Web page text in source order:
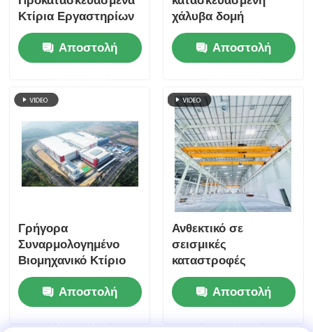
Κτίρια Εργαστηρίων
και Αποθηκών από
ΧάλυβαΑποστολή
χάλυβα δομή
μονοώροφα κτίρια
ανθεκτικότητα στις
καιρικές συνθήκες
Αποστολή
Γρήγορα
Συναρμολογημένο
Βιομηχανικό Κτίριο
από Χάλυβα
Κατασκευασμένο
Αποθήκη Custom
Αποστολή
ερώτησης
Ανθεκτικό σε
σεισμικές
καταστροφές
βιομηχανικό
υπόστεγο χάλυβα
δομή αποθήκη πύλη
πλαίσιο υπόστεγο
Αποστολή
ερώτησης